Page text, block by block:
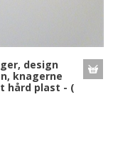
design
knagerne
hård plast - (